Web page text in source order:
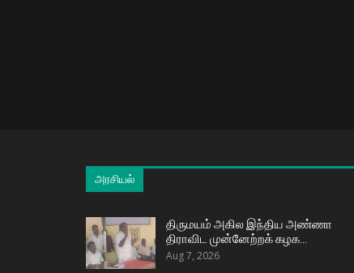
அரசியல்
திருமயம் அகில இந்திய அண்ணா
திராவிட முன்னேற்றக் கழக…
Aug 7, 2026